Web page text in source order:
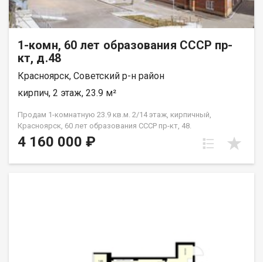
1-комн, 60 лет образования СССР пр-
кт, д.48
Красноярск, Советский р-н район
кирпич, 2 этаж, 23.9 м²
Продам 1-комнатную 23.9 кв.м. 2/14 этаж, кирпичный,
Красноярск, 60 лет образования СССР пр-кт, 48.
4 160 000 ₽